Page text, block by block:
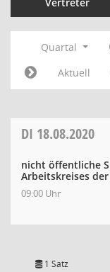
Quartal
Aktuell
DI 18.08.2020
nicht öffentliche
Arbeitskreises der
09:00 Uhr
1 Satz